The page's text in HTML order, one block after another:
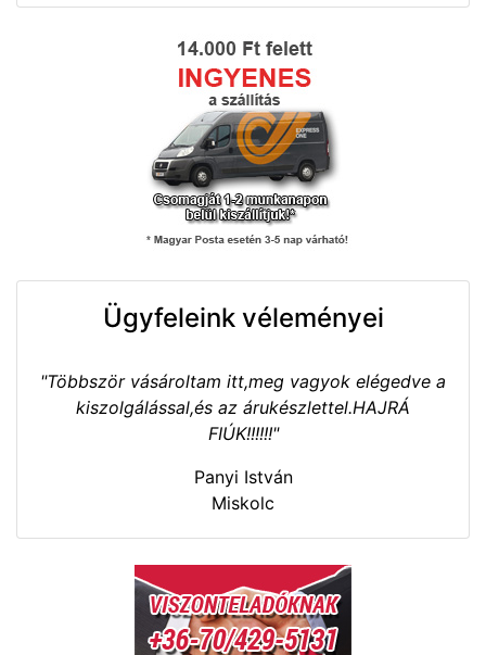
Ügyfeleink véleményei
"Többször vásároltam itt,meg vagyok elégedve a
kiszolgálással,és az árukészlettel.HAJRÁ
FIÚK!!!!!!"
Panyi István
Miskolc